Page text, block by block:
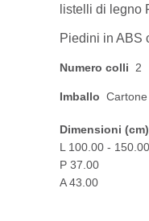
listelli di legno
Piedini in ABS
Numero colli 2
Imballo
Dimensioni (cm)
L 100.00 -
P 37.00
A 43.00